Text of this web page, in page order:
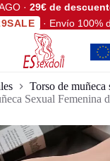
·29€ de
· Envío 100%
Torso de muñeca
Sexual Femenina